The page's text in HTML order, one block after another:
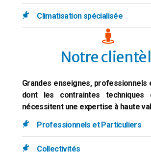
Climatisation spécialisée
Notre
Grandes enseignes, professionnels
dont les contraintes techniques
nécessitent une expertise à haute
Professionnels et Particuliers
Collectivités